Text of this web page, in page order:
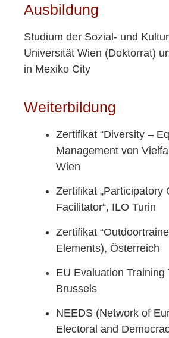
Ausbildung
Studium der Sozial- und
Universität Wien (Doktorrat)
in Mexiko City
Weiterbildung
Zertifikat “Diversity –
Management von
Wien
Zertifikat „Participatory
Facilitator“, ILO Turin
Zertifikat
Elements), Österreich
EU Evaluation Training
Brussels
NEEDS (Network of
Electoral and